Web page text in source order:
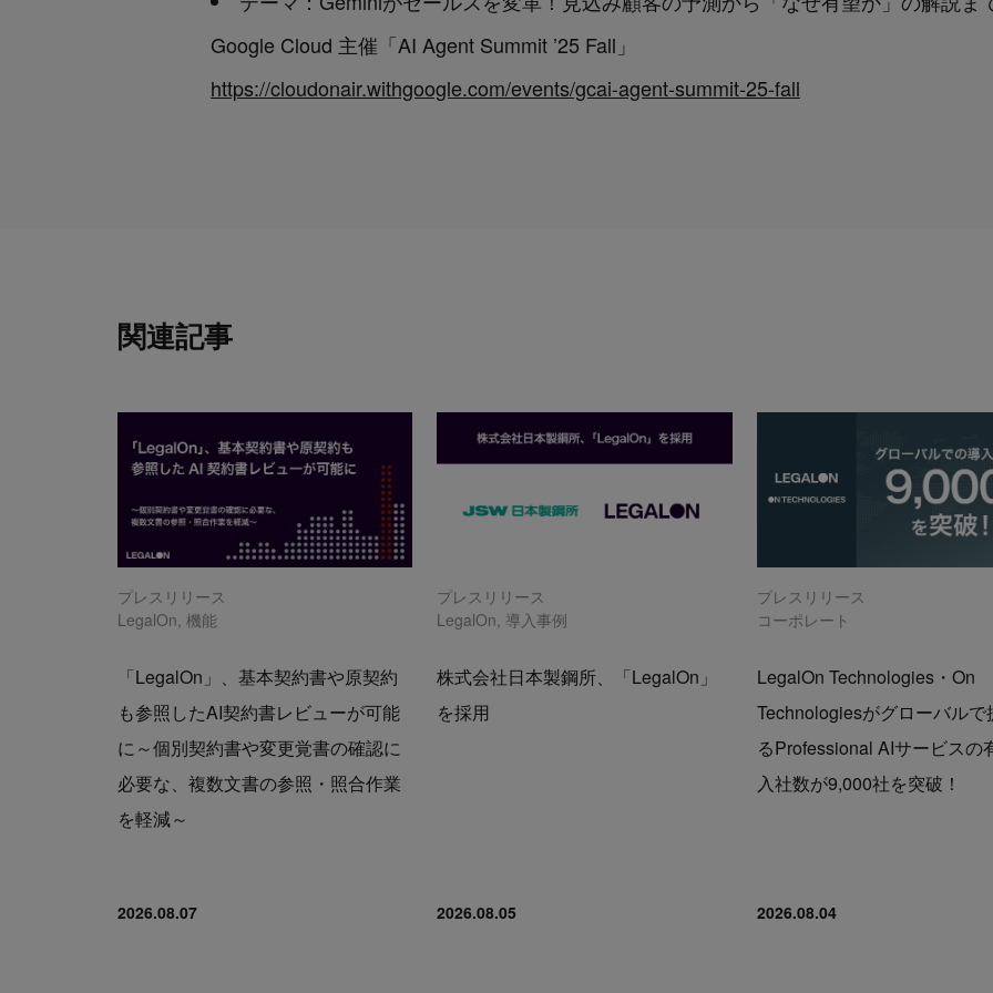
Google Cloud 主催「AI Agent Summit ’25 Fall」
https://cloudonair.withgoogle.com/events/gcai-agent-summit-25-fall
関連記事
プレスリリース
LegalOn 機能
「LegalOn」、基本契約書や原契約
も参照したAI契約書レビューが可能
に～個別契約書や変更覚書の確認に
必要な、複数文書の参照・照合作業
を軽減～
2026.08.07
プレスリリース
LegalOn 導入事例
株式会社日本製鋼所、「LegalOn」
を採用
2026.08.05
プレスリリース
コーポレート
LegalOn Technologies・On
Technologiesがグローバルで
るProfessional AIサービスの
入社数が9,000社を突破！
2026.08.04